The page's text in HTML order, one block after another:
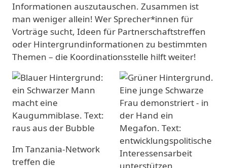
Informationen auszutauschen. Zusammen ist
man weniger allein! Wer Sprecher*innen für
Vorträge sucht, Ideen für Partnerschaftstreffen
oder Hintergrundinformationen zu bestimmten
Themen – die Koordinationsstelle hilft weiter!
Im Tanzania-Network
treffen die